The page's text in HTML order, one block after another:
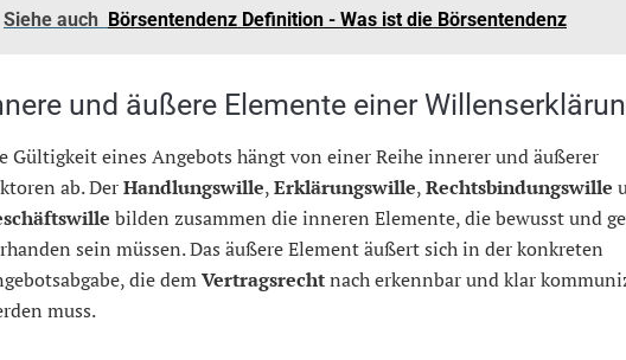
Siehe auch Börsentendenz Definition - Was ist die Börsentendenz
und äußere Elemente einer
Gültigkeit eines Angebots hängt von einer Reihe innerer und äußerer
ab. DerHandlungswille,Erklärungswille,Rechtsbindungswille
bilden zusammen die inneren Elemente, die bewusst und
sein müssen. Das äußere Element äußert sich in der konkreten
die demVertragsrechtnach erkennbar und klar
muss.